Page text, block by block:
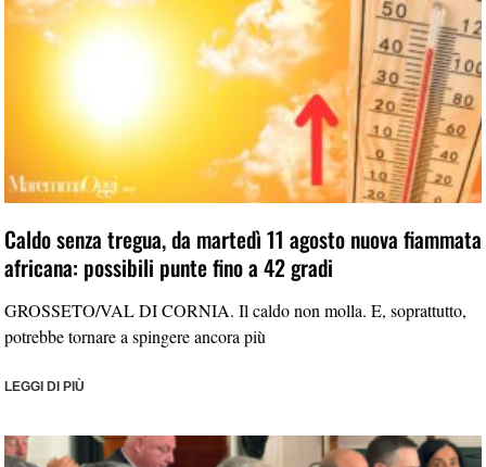
Caldo senza tregua, da martedì 11 agosto nuova fiammata
africana: possibili punte fino a 42 gradi
GROSSETO/VAL DI CORNIA. Il caldo non molla. E, soprattutto,
potrebbe tornare a spingere ancora più
LEGGI DI PIÙ